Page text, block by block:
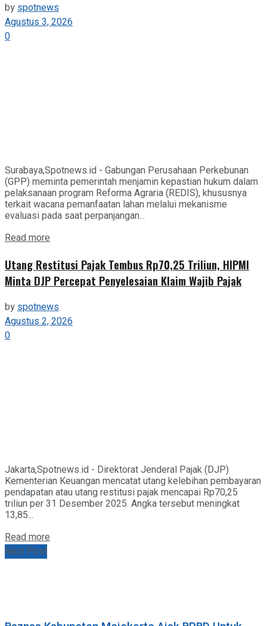
byspotnews
Agustus 3, 2026
0
Surabaya,Spotnews.id - Gabungan Perusahaan Perkebunan
(GPP) meminta pemerintah menjamin kepastian hukum dalam
pelaksanaan program Reforma Agraria (REDIS), khususnya
terkait wacana pemanfaatan lahan melalui mekanisme
evaluasi pada saat perpanjangan...
Read more
Utang Restitusi Pajak Tembus Rp70,25 Triliun, HIPMI
Minta DJP Percepat Penyelesaian Klaim Wajib Pajak
by spotnews
Agustus 2, 2026
0
Jakarta,Spotnews.id - Direktorat Jenderal Pajak (DJP)
Kementerian Keuangan mencatat utang kelebihan pembayaran
pendapatan atau utang restitusi pajak mencapai Rp70,25
triliun per 31 Desember 2025. Angka tersebut meningkat
13,85...
Read more
Next Post